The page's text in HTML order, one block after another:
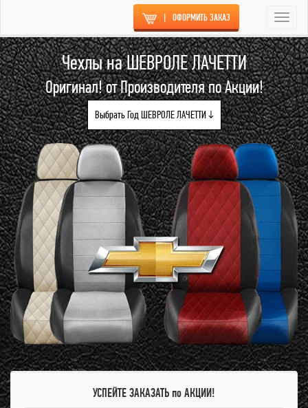
| ОФОРМИТЬ ЗАКАЗ
Чехлы на ШЕВРОЛЕ ЛАЧЕТТИ
Оригинал! от Производителя по Акции!
Выбрать Год ШЕВРОЛЕ ЛАЧЕТТИ ↓
УСПЕЙТЕ ЗАКАЗАТЬ по АКЦИИ!